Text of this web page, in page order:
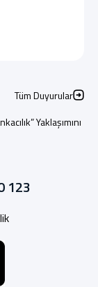
Tüm Duyurular
Yaklaşımını
123